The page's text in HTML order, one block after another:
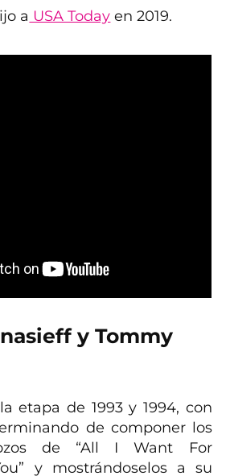
a USA Today en 2019.
y Tommy
etapa de 1993 y 1994, con
de componer los
de “All I Want For
y mostrándoselos a su